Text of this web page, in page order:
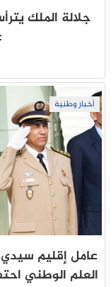
جلالة الملك
أخبار وطنية
عامل إقليم
العلم الوطني احتفاءً بالذكرى